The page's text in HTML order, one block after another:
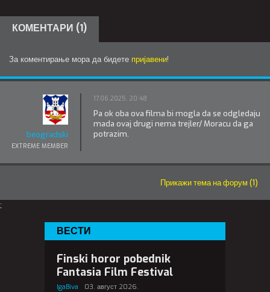
КОМЕНТАРИ (1)
За коментирање мора да бидете пријавени!
beogradski
EXTREME MEMBER
17.06.2025. 20:48
Pa ok oba ova filma bi mogla da se odgledaju
mada ovaj drugi nema trejler/ Moracu da ga
potrazim.
Прикажи тема на форум (1)
;
ВЕСТИ
Finski horor pobednik
Fantasia Film Festival
IgaBiva 03. август 2026.